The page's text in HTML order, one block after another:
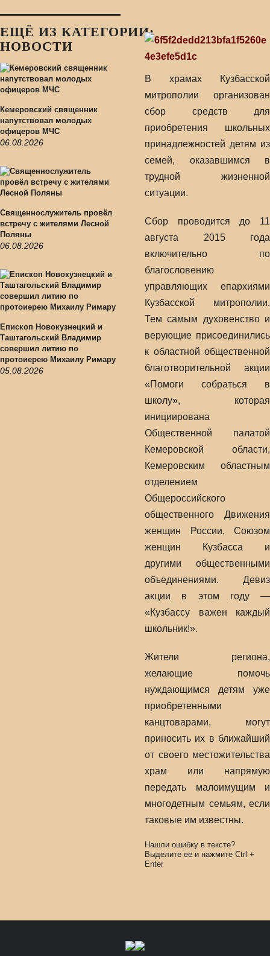
ЕЩЁ ИЗ КАТЕГОРИИ:
НОВОСТИ
Кемеровский священник
напутствовал молодых
офицеров МЧС
06.08.2026
Священнослужитель провёл
встречу с жителями Лесной
Поляны
06.08.2026
Епископ Новокузнецкий и
Таштагольский Владимир
совершил литию по
протоиерею Михаилу Римару
05.08.2026
В храмах Кузбасской
митрополии организован
сбор средств для
приобретения школьных
принадлежностей детям из
семей, оказавшимся в
трудной жизненной
ситуации.
Сбор проводится до 11
августа 2015 года
включительно по
благословению
управляющих епархиями
Кузбасской митрополии.
Тем самым духовенство и
верующие присоединились
к областной общественной
благотворительной акции
«Помоги собраться в
школу», которая
инициирована
Общественной палатой
Кемеровской области,
Кемеровским областным
отделением
Общероссийского
общественного Движения
женщин России, Союзом
женщин Кузбасса и
другими общественными
объединениями. Девиз
акции в этом году —
«Кузбассу важен каждый
школьник!».
Жители региона,
желающие помочь
нуждающимся детям уже
приобретенными
канцтоварами, могут
приносить их в ближайший
от своего местожительства
храм или напрямую
передать малоимущим и
многодетным семьям, если
таковые им известны.
Нашли ошибку в тексте?
Выделите ее и нажмите Ctrl +
Enter